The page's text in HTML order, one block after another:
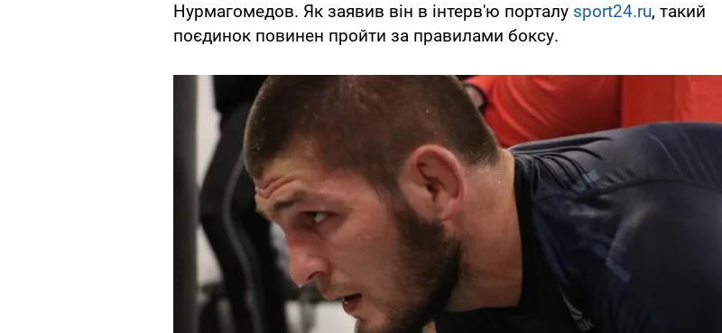
Нурмагомедов. Як заявив він в інтерв'ю порталу sport24.ru, такий
поєдинок повинен пройти за правилами боксу.